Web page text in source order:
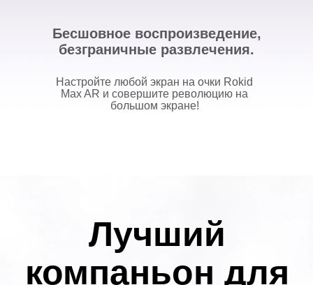
Настройте любой экран на очки Rokid
Max AR и совершите революцию на
большом экране!
Бесшовное воспроизведение,
безграничные развлечения.